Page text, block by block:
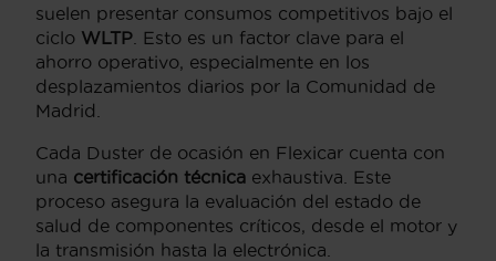
suelen presentar consumos competitivos bajo el
ciclo WLTP . Esto es un factor clave para el
ahorro operativo, especialmente en los
desplazamientos diarios por la Comunidad de
Madrid.
Cada Duster de ocasión en Flexicar cuenta con
una certificación técnica exhaustiva. Este
proceso asegura la evaluación del estado de
salud de componentes críticos, desde el motor y
la transmisión hasta la electrónica.